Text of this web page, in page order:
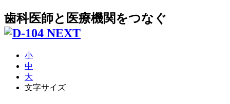
歯科医師と医療機関をつなぐ
小
中
大
文字サイズ